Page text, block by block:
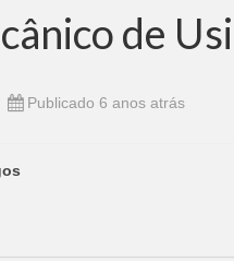
de
Publicado 6 anos atrás